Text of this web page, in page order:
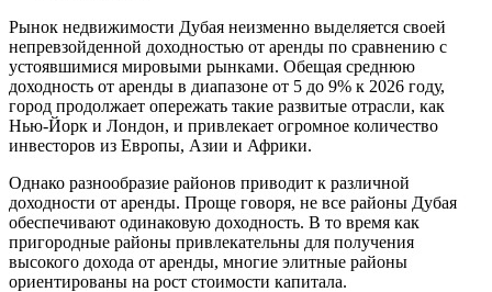
Рынок недвижимости Дубая неизменно выделяется своей
непревзойденной доходностью от аренды по сравнению с
устоявшимися мировыми рынками. Обещая среднюю
доходность от аренды в диапазоне от 5 до 9% к 2026 году,
город продолжает опережать такие развитые отрасли, как
Нью-Йорк и Лондон, и привлекает огромное количество
инвесторов из Европы, Азии и Африки.
Однако разнообразие районов приводит к различной
доходности от аренды. Проще говоря, не все районы Дубая
обеспечивают одинаковую доходность. В то время как
пригородные районы привлекательны для получения
высокого дохода от аренды, многие элитные районы
ориентированы на рост стоимости капитала.